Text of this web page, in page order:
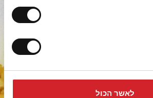
לאשר הכולמדיניות פרטיות עגבניות